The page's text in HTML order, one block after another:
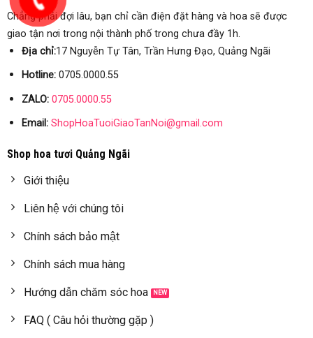
Chẳng phải đợi lâu, bạn chỉ cần điện đặt hàng và hoa sẽ được
giao tận nơi trong nội thành phố trong chưa đầy 1h.
Địa chỉ:17 Nguyễn Tự Tân, Trần Hưng Đạo, Quảng Ngãi
Hotline:0705.0000.55
ZALO: 0705.0000.55
Email: ShopHoaTuoiGiaoTanNoi@gmail.com
Shop hoa tươi Quảng Ngãi
Giới thiệu
Liên hệ với chúng tôi
Chính sách bảo mật
Chính sách mua hàng
Hướng dẫn chăm sóc hoa
FAQ ( Câu hỏi thường gặp )